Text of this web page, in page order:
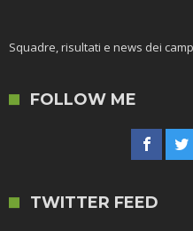
Squadre, risultati e news dei
FOLLOW ME
TWITTER FEED